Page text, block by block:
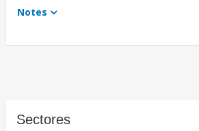
Notes
Sectores